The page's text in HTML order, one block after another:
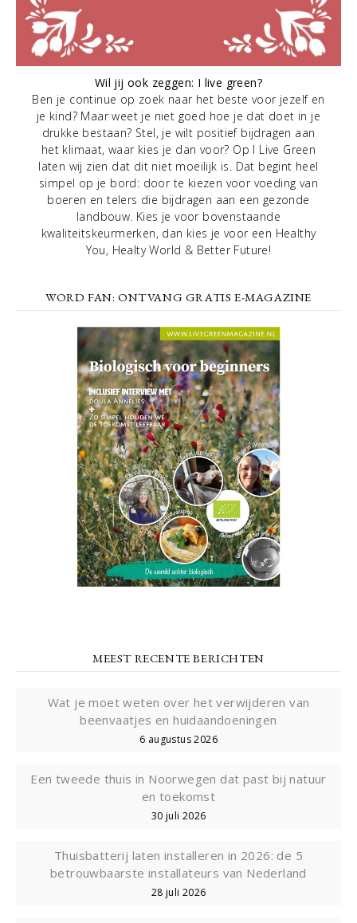
Wil jij ook zeggen: I live green?
Ben je continue op zoek naar het beste voor jezelf en
je kind? Maar weet je niet goed hoe je dat doet in je
drukke bestaan? Stel, je wilt positief bijdragen aan
het klimaat, waar kies je dan voor? Op I Live Green
laten wij zien dat dit niet moeilijk is. Dat begint heel
simpel op je bord: door te kiezen voor voeding van
boeren en telers die bijdragen aan een gezonde
landbouw. Kies je voor bovenstaande
kwaliteitskeurmerken, dan kies je voor een Healthy
You, Healty World & Better Future!
WORD FAN: ONTVANG GRATIS E-MAGAZINE
MEEST RECENTE BERICHTEN
Wat je moet weten over het verwijderen van
beenvaatjes en huidaandoeningen
6 augustus 2026
Een tweede thuis in Noorwegen dat past bij natuur
en toekomst
30 juli 2026
Thuisbatterij laten installeren in 2026: de 5
betrouwbaarste installateurs van Nederland
28 juli 2026